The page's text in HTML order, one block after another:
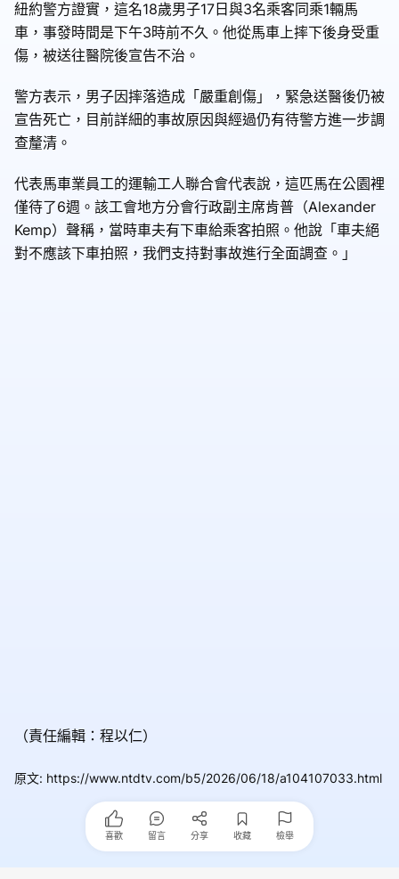
紐約警方證實，這名18歲男子17日與3名乘客同乘1輛馬
車，事發時間是下午3時前不久。他從馬車上摔下後身受重
傷，被送往醫院後宣告不治。
警方表示，男子因摔落造成「嚴重創傷」，緊急送醫後仍被
宣告死亡，目前詳細的事故原因與經過仍有待警方進一步調
查釐清。
代表馬車業員工的運輸工人聯合會代表說，這匹馬在公園裡
僅待了6週。該工會地方分會行政副主席肯普（Alexander
Kemp）聲稱，當時車夫有下車給乘客拍照。他說「車夫絕
對不應該下車拍照，我們支持對事故進行全面調查。」
（責任編輯：程以仁）
原文: https://www.ntdtv.com/b5/2026/06/18/a104107033.html
喜歡 留言 分享 收藏 檢舉